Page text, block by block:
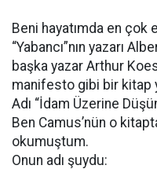
Beni hayatımda en çok
“Yabancı”nın yazarı
başka yazar Arthur
manifesto gibi bir kitap
Adı “İdam Üzerine
Ben Camus’nün o
okumuştum.
Onun adı şuydu: